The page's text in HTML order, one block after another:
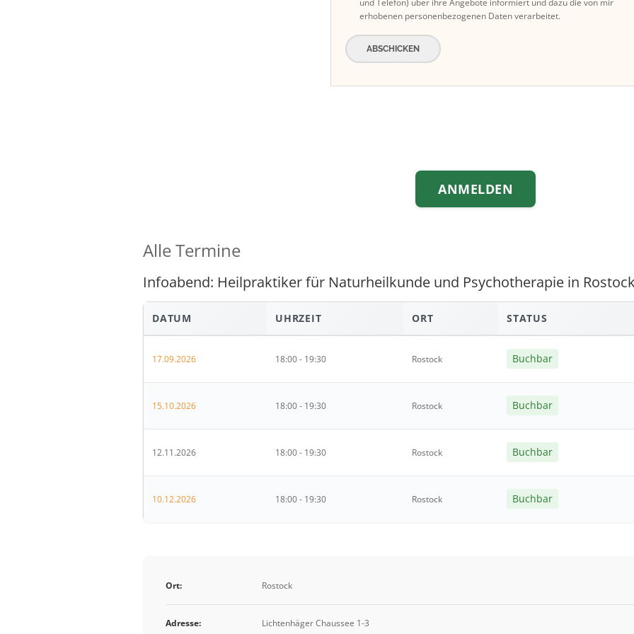
und Telefon) über ihre Angebote informiert und dazu die von mir
erhobenen personenbezogenen Daten verarbeitet.
ABSCHICKEN
ANMELDEN
Alle Termine
Infoabend: Heilpraktiker für Naturheilkunde und Psychotherapie in
DATUM UHRZEIT ORT STATUS
17.09.2026 18:00 - 19:30 Rostock Buchbar
15.10.2026 18:00 - 19:30 Rostock Buchbar
12.11.2026 18:00 - 19:30 Rostock Buchbar
10.12.2026 18:00 - 19:30 Rostock Buchbar
Ort: Rostock
Adresse:
Lichtenhäger Chaussee 1-3